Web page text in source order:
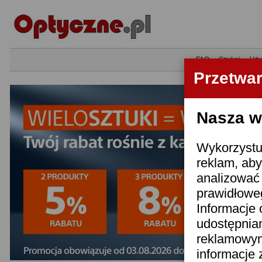
Nasza
reklam,
Informacje
informacje
•FAQ•Szukaj•